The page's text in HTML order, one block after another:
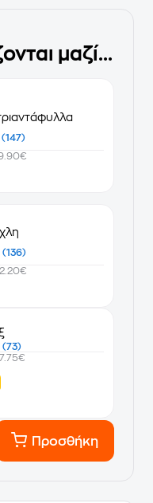
μαζί...
(147)
(136)
(73)
Προσθήκη